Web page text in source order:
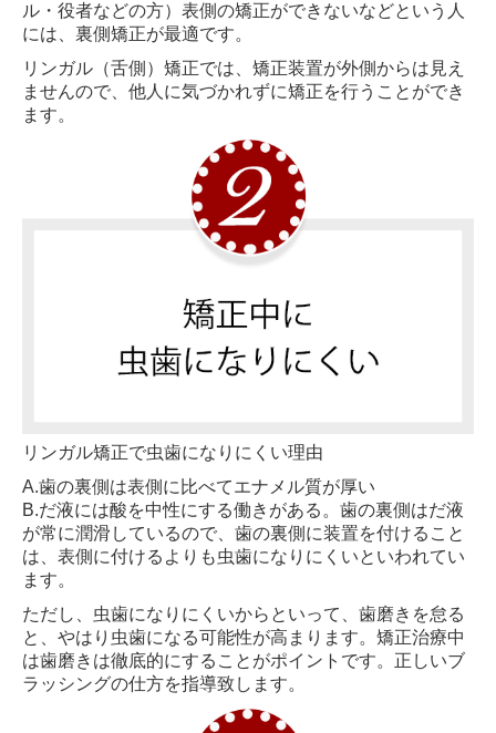
ル・役者などの方）表側の矯正ができないなどという人
には、裏側矯正が最適です。
リンガル（舌側）矯正では、矯正装置が外側からは見え
ませんので、他人に気づかれずに矯正を行うことができ
ます。
リンガル矯正で虫歯になりにくい理由
A.歯の裏側は表側に比べてエナメル質が厚い
B.だ液には酸を中性にする働きがある。歯の裏側はだ液
が常に潤滑しているので、歯の裏側に装置を付けること
は、表側に付けるよりも虫歯になりにくいといわれてい
ます。
ただし、虫歯になりにくいからといって、歯磨きを怠る
と、やはり虫歯になる可能性が高まります。矯正治療中
は歯磨きは徹底的にすることがポイントです。正しいブ
ラッシングの仕方を指導致します。